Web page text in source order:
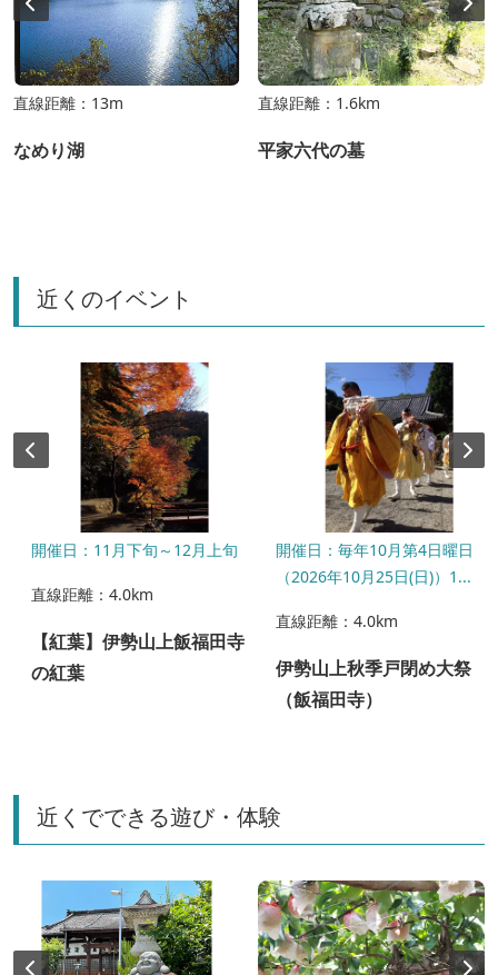
直線距離：13m
なめり湖
直線距離：1.6km
平家六代の墓
近くのイベント
開催日：11月下旬～12月上旬
直線距離：4.0km
【紅葉】伊勢山上飯福田寺
の紅葉
開催日：毎年10月第4日曜日
（2026年10月25日(日)）1...
直線距離：4.0km
伊勢山上秋季戸閉め大祭
（飯福田寺）
近くでできる遊び・体験